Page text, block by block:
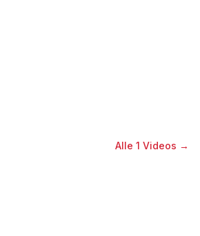
Alle 1 Videos →